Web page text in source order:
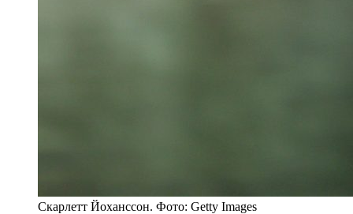
Скарлетт Йоханссон. Фото: Getty Images